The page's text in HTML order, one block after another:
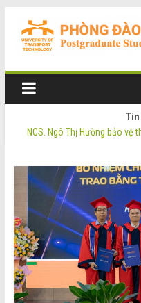
Tin
NCS. Ngô Thị Hường bảo vệ
Thông tin luận án tiến sĩ của
NCS. Phạm Thị Oanh bảo